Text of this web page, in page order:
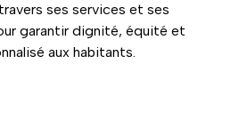
ses services et ses
garantir dignité, équité et
aux habitants.